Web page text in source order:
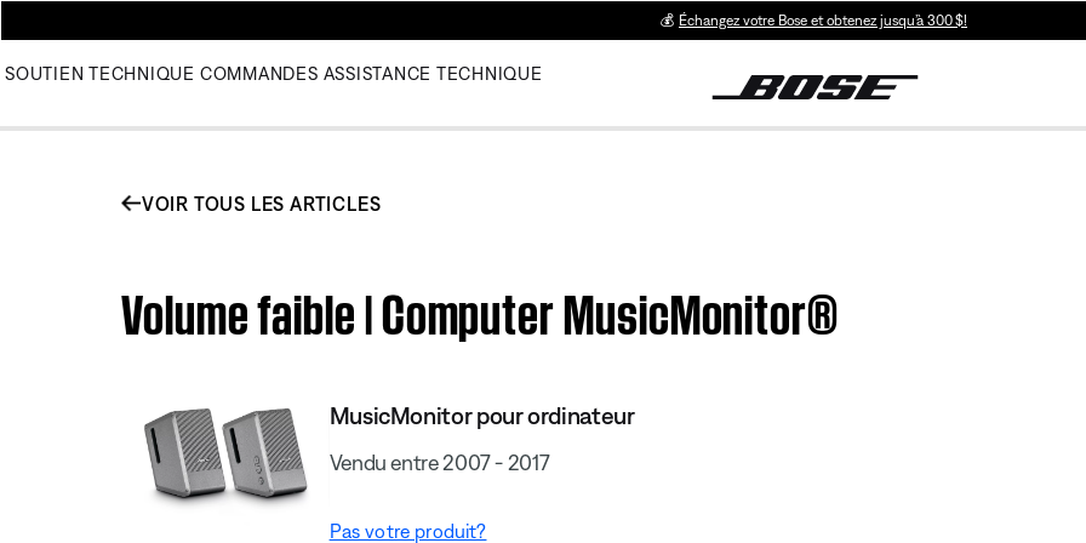
💰 Échangez votre Bose et obtenez jusqu’à 300 $!
SOUTIEN TECHNIQUE COMMANDES ASSISTANCE TECHNIQUE
VOIR TOUS LES ARTICLES
Volume faible | Computer MusicMonitor®
MusicMonitor pour ordinateur
Vendu entre 2007 - 2017
Pas votre produit?